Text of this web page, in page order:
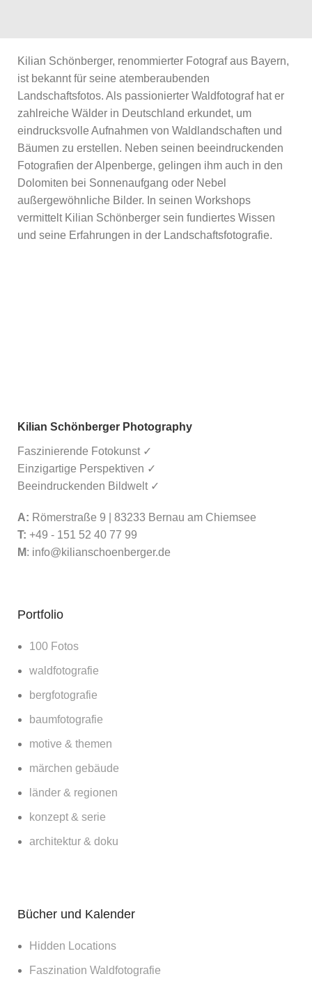
Kilian Schönberger, renommierter Fotograf aus Bayern,
ist bekannt für seine atemberaubenden
Landschaftsfotos. Als passionierter Waldfotograf hat er
zahlreiche Wälder in Deutschland erkundet, um
eindrucksvolle Aufnahmen von Waldlandschaften und
Bäumen zu erstellen. Neben seinen beeindruckenden
Fotografien der Alpenberge, gelingen ihm auch in den
Dolomiten bei Sonnenaufgang oder Nebel
außergewöhnliche Bilder. In seinen Workshops
vermittelt Kilian Schönberger sein fundiertes Wissen
und seine Erfahrungen in der Landschaftsfotografie.
Kilian Schönberger Photography
Faszinierende Fotokunst ✓
Einzigartige Perspektiven ✓
Beeindruckenden Bildwelt ✓
A: Römerstraße 9 | 83233 Bernau am Chiemsee
T: +49 - 151 52 40 77 99
M: info@kilianschoenberger.de
Portfolio
100 Fotos
waldfotografie
bergfotografie
baumfotografie
motive & themen
märchen gebäude
länder & regionen
konzept & serie
architektur & doku
Bücher und Kalender
Hidden Locations
Faszination Waldfotografie